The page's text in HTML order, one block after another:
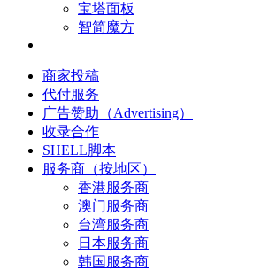
宝塔面板
智简魔方
商家投稿
代付服务
广告赞助（Advertising）
收录合作
SHELL脚本
服务商（按地区）
香港服务商
澳门服务商
台湾服务商
日本服务商
韩国服务商